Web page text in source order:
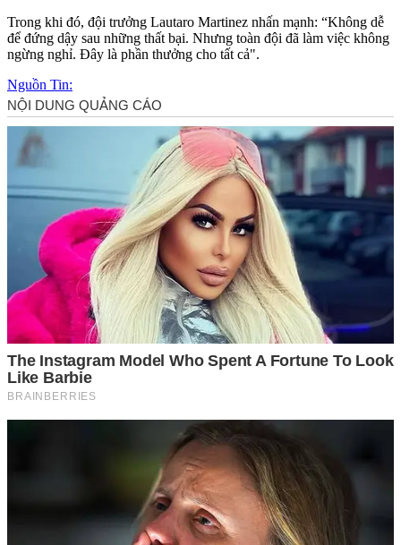
Trong khi đó, đội trưởng Lautaro Martinez nhấn mạnh: “Không dễ
để đứng dậy sau những thất bại. Nhưng toàn đội đã làm việc không
ngừng nghỉ. Đây là phần thưởng cho tất cả".
Nguồn Tin: